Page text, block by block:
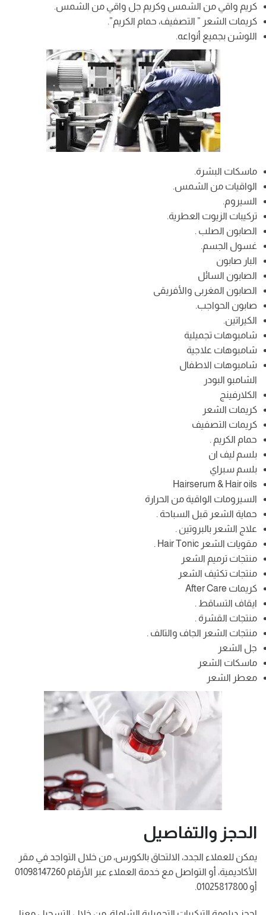
كريم واقي من الشمس وكريم جل واقي من الشمس.
كريمات الشعر ” التصفيف، حمام الكريم”.
اللوشن بجميع أنواعه.
ماسكات البشرة.
الواقيات من الشمس.
السيروم.
تركيبات الزيوت العطرية.
الصابون الصلب .
غسول الجسم.
البار صابون
الصابون السائل
الصابون المغربى والأفريقى
صابون الحواجب.
الكيراتين.
شامبوهات تجميلية
شامبوهات علاجية
شامبوهات الاطفال
الشامبو البودر
الكلارفينج
كريمات الشعر
كريمات التصفيف
حمام الكريم .
بلسم ليف ان
بلسم سبراي
Hairserum & Hair oils
السيرومات الواقية من الحرارة
حماية الشعر قبل السباحة .
علاج الشعر بالبروتين .
مقويات الشعر Hair Tonic .
منتجات ترميم الشعر
منتجات تكثيف الشعر
كريمات After Care
ايقاف التساقط .
منتجات القشرة .
منتجات الشعر الجاف والتالف .
جل الشعر
ماسكات الشعر
معطر الشعر
الحجز والتفاصيل
يمكن للعملاء الجدد، الالتحاق بالكورس، من خلال التواجد في مقر
الأكاديمية، أو التواصل مع خدمة العملاء عبر الأرقام 01098147260
أو 01025817800.